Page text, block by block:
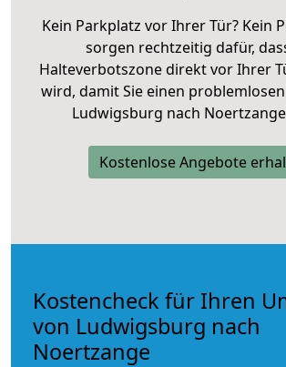
Kein Parkplatz vor Ihrer Tür? Kein
sorgen rechtzeitig dafür,
Halteverbotszone direkt vor Ihrer
wird, damit Sie einen
Ludwigsburg nach
Kostenlose Angebote
Kostencheck für Ihren
von Ludwigsburg nach
Noertzange